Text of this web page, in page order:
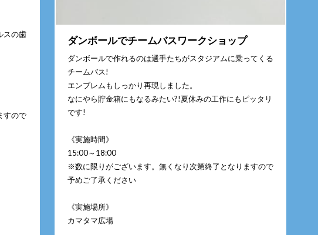
スの歯
すので
ダンボールでチームバスワークショップ
ダンボールで作れるのは選手たちがスタジアムに乗ってくる
チームバス!
エンブレムもしっかり再現しました。
なにやら貯金箱にもなるみたい?!夏休みの工作にもピッタリ
です!
《実施時間》
15:00～18:00
※数に限りがございます。無くなり次第終了となりますので
予めご了承ください
《実施場所》
カマタマ広場